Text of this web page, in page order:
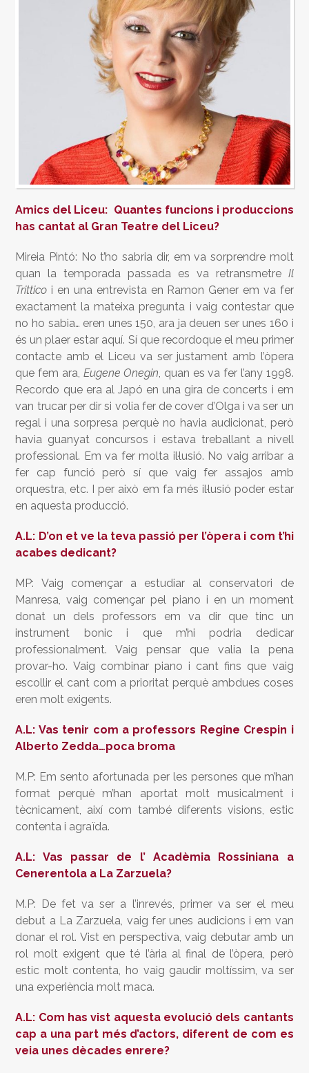
Amics del Liceu: Quantes funcions i produccions
has cantat al Gran Teatre del Liceu?
Mireia Pintó: No t’ho sabria dir, em va sorprendre molt
quan la temporada passada es va retransmetre Il
Trittico i en una entrevista en Ramon Gener em va fer
exactament la mateixa pregunta i vaig contestar que
no ho sabia… eren unes 150, ara ja deuen ser unes 160 i
és un plaer estar aquí. Sí que recordoque el meu primer
contacte amb el Liceu va ser justament amb l’òpera
que fem ara, Eugene Onegin, quan es va fer l’any 1998.
Recordo que era al Japó en una gira de concerts i em
van trucar per dir si volia fer de cover d’Olga i va ser un
regal i una sorpresa perquè no havia audicionat, però
havia guanyat concursos i estava treballant a nivell
professional. Em va fer molta il·lusió. No vaig arribar a
fer cap funció però sí que vaig fer assajos amb
orquestra, etc. I per això em fa més il·lusió poder estar
en aquesta producció.
A.L: D’on et ve la teva passió per l’òpera i com t’hi
acabes dedicant?
MP: Vaig començar a estudiar al conservatori de
Manresa, vaig començar pel piano i en un moment
donat un dels professors em va dir que tinc un
instrument bonic i que m’hi podria dedicar
professionalment. Vaig pensar que valia la pena
provar-ho. Vaig combinar piano i cant fins que vaig
escollir el cant com a prioritat perquè ambdues coses
eren molt exigents.
A.L: Vas tenir com a professors Regine Crespin i
Alberto Zedda…poca broma
M.P: Em sento afortunada per les persones que m’han
format perquè m’han aportat molt musicalment i
tècnicament, així com també diferents visions, estic
contenta i agraïda.
A.L: Vas passar de l’ Acadèmia Rossiniana a
Cenerentola a La Zarzuela?
M.P: De fet va ser a l’inrevés, primer va ser el meu
debut a La Zarzuela, vaig fer unes audicions i em van
donar el rol. Vist en perspectiva, vaig debutar amb un
rol molt exigent que té l’ària al final de l’òpera, però
estic molt contenta, ho vaig gaudir moltíssim, va ser
una experiència molt maca.
A.L: Com has vist aquesta evolució dels cantants
cap a una part més d’actors, diferent de com es
veia unes dècades enrere?